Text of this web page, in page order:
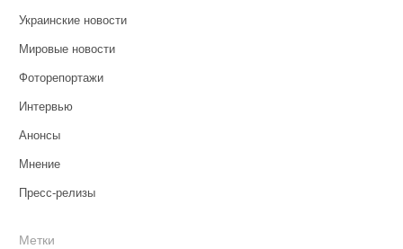
Украинские новости
Мировые новости
Фоторепортажи
Интервью
Анонсы
Мнение
Пресс-релизы
Метки